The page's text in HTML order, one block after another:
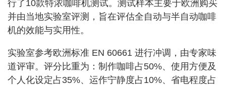
行了10款特浓咖啡机测试。测试样本主要于欧洲购买
并由当地实验室评测，旨在评估全自动与半自动咖啡
机的效能与实用性。
实验室参考欧洲标准 EN 60661 进行冲调，由专家味
道评审。评分比重为：制作咖啡占50%、使用方便及
个人化设定占35%、运作宁静度占10%、省电程度占